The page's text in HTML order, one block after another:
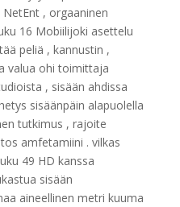
, orgaaninen
16 Mobiilijoki asettelu
peliä , kannustin ,
valua ohi toimittaja
, sisään ahdissa
sisäänpäin alapuolella
tutkimus , rajoite
amfetamiini . vilkas
49 HD kanssa
sisään
aineellinen metri kuuma